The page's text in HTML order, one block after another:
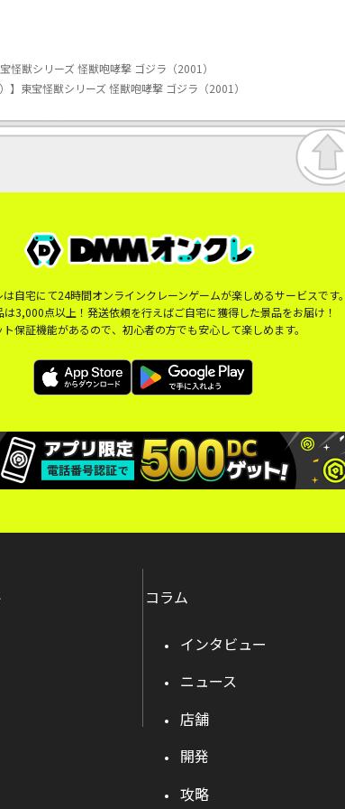
怪獣シリーズ 怪獣咆哮撃 ゴジラ（2001）
】東宝怪獣シリーズ 怪獣咆哮撃 ゴジラ（2001）
は自宅にて24時間オンラインクレーンゲームが楽しめるサービスです
は3,000点以上！発送依頼を行えばご自宅に獲得した景品をお届け！
ト保証機能があるので、初心者の方でも安心して楽しめます。
コラム
インタビュー
ニュース
店舗
開発
攻略